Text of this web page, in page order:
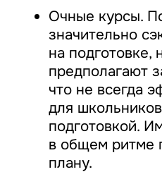
Очные курсы.
значительно
на подготовке,
предполагают
что не всегда
для
подготовкой.
в общем ритме
плану.